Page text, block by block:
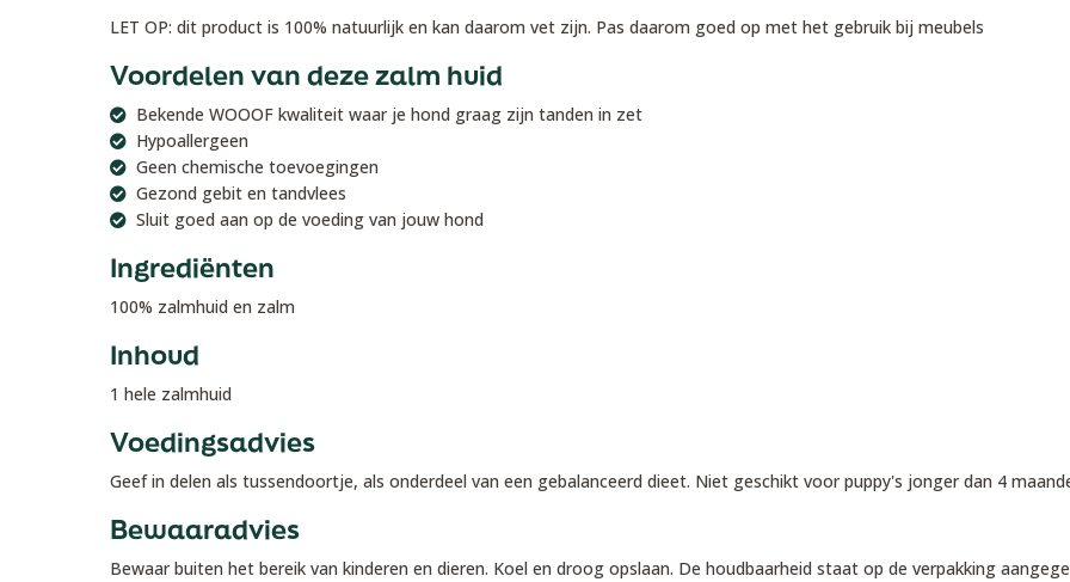
LET OP: dit product is 100% natuurlijk en kan daarom vet zijn. Pas daarom goed op met het gebruik bij meubels
Voordelen van deze zalm huid
Bekende WOOOF kwaliteit waar je hond graag zijn tanden in zet
Hypoallergeen
Geen chemische toevoegingen
Gezond gebit en tandvlees
Sluit goed aan op de voeding van jouw hond
Ingrediënten
100% zalmhuid en zalm
Inhoud
1 hele zalmhuid
Voedingsadvies
Geef in delen als tussendoortje, als onderdeel van een gebalanceerd dieet. Niet geschikt voor puppy's jonger dan 4
Bewaaradvies
Bewaar buiten het bereik van kinderen en dieren. Koel en droog opslaan. De houdbaarheid staat op de verpakking